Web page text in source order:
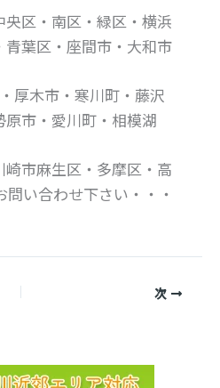
区・南区・緑区・横浜
葉区・座間市・大和市
厚木市・寒川町・藤沢
市・愛川町・相模湖
市麻生区・多摩区・高
い合わせ下さい・・・
次